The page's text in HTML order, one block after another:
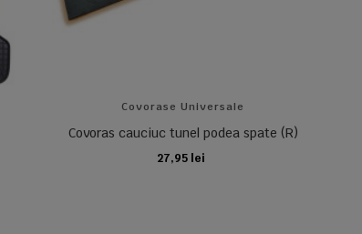
Covorase Universale
Covoras cauciuc tunel podea spate (R)
27,95 lei
ADAUGA IN COS